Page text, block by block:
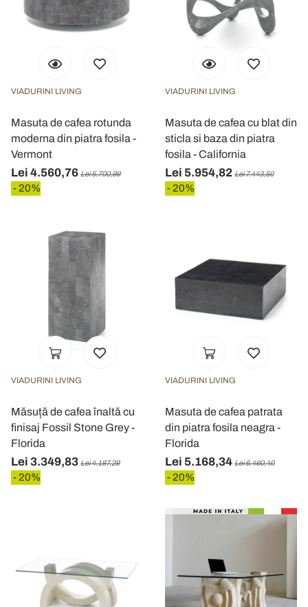
VIADURINI LIVING
Masuta de cafea rotunda
moderna din piatra fosila -
Vermont
Lei 4.560,76 Lei 5.700,99
- 20%
VIADURINI LIVING
Masuta de cafea cu blat din
sticla si baza din piatra
fosila - California
Lei 5.954,82 Lei 7.443,50
- 20%
VIADURINI LIVING
Măsuță de cafea înaltă cu
finisaj Fossil Stone Grey -
Florida
Lei 3.349,83 Lei 4.187,29
- 20%
VIADURINI LIVING
Masuta de cafea patrata
din piatra fosila neagra -
Florida
Lei 5.168,34 Lei 6.460,40
- 20%